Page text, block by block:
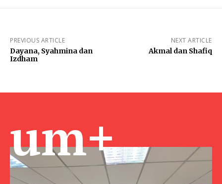
PREVIOUS ARTICLE
Dayana, Syahmina dan
Izdham
NEXT ARTICLE
Akmal dan Shafiq
um+